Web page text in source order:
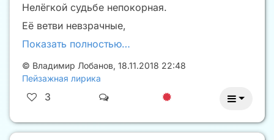
Нелёгкой судьбе непокорная.
Её ветви невзрачные,
Показать полностью…
© Владимир Лобанов, 18.11.2018 22:48
Пейзажная лирика
3